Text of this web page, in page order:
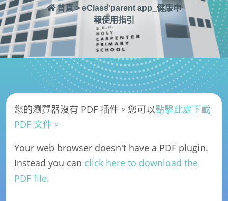
首頁 > eClass parent app_健康申
報使用指引
您的瀏覽器沒有 PDF 插件。您可以點擊此處下載
PDF 文件。
Your web browser doesn't have a PDF plugin.
Instead you can click here to download the
PDF file.